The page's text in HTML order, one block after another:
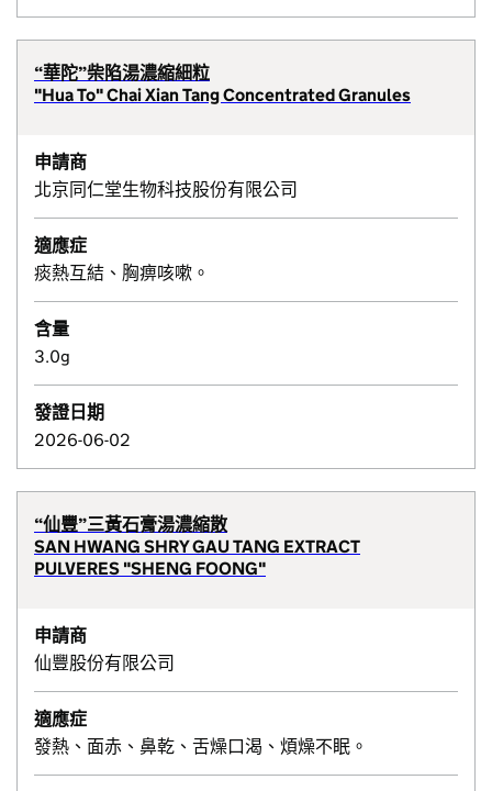
“華陀”柴陷湯濃縮細粒
"Hua To" Chai Xian Tang Concentrated Granules
申請商
北京同仁堂生物科技股份有限公司
適應症
痰熱互結、胸痹咳嗽。
含量
3.0g
發證日期
2026-06-02
“仙豐”三黃石膏湯濃縮散
SAN HWANG SHRY GAU TANG EXTRACT
PULVERES "SHENG FOONG"
申請商
仙豐股份有限公司
適應症
發熱、面赤、鼻乾、舌燥口渴、煩燥不眠。